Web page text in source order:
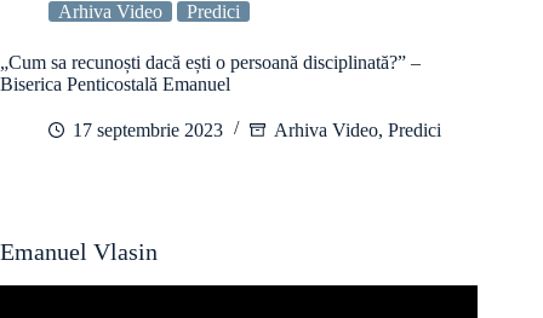
Arhiva Video Predici
„Cum sa recunoști dacă ești o persoană disciplinată?” –
Biserica Penticostală Emanuel
17 septembrie 2023 Arhiva Video, Predici
Emanuel Vlasin